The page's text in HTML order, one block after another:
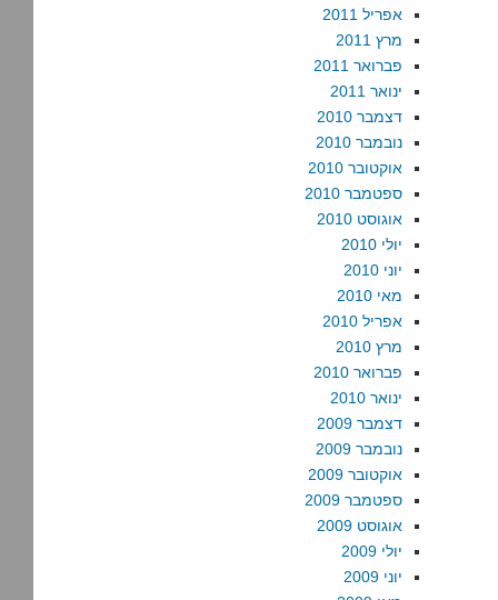
אפריל 2011
מרץ 2011
פברואר 2011
ינואר 2011
דצמבר 2010
נובמבר 2010
אוקטובר 2010
ספטמבר 2010
אוגוסט 2010
יולי 2010
יוני 2010
מאי 2010
אפריל 2010
מרץ 2010
פברואר 2010
ינואר 2010
דצמבר 2009
נובמבר 2009
אוקטובר 2009
ספטמבר 2009
אוגוסט 2009
יולי 2009
יוני 2009